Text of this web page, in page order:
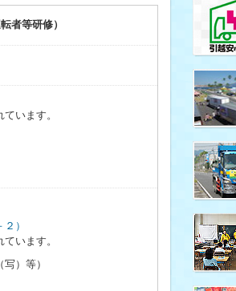
者等研修）
います。
）
います。
）等）